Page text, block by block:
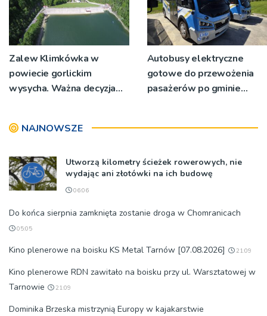
Zalew Klimkówka w
powiecie gorlickim
wysycha. Ważna decyzja
Autobusy elektryczne
gotowe do przewożenia
pasażerów po gminie
NAJNOWSZE
Utworzą kilometry ścieżek rowerowych, nie
wydając ani złotówki na ich budowę
06:06
Do końca sierpnia zamknięta zostanie droga w Chomranicach
05:05
Kino plenerowe na boisku KS Metal Tarnów [07.08.2026] 21:09
Kino plenerowe RDN zawitało na boisku przy ul. Warsztatowej w
Tarnowie
21:09
Dominika Brzeska mistrzynią Europy w kajakarstwie